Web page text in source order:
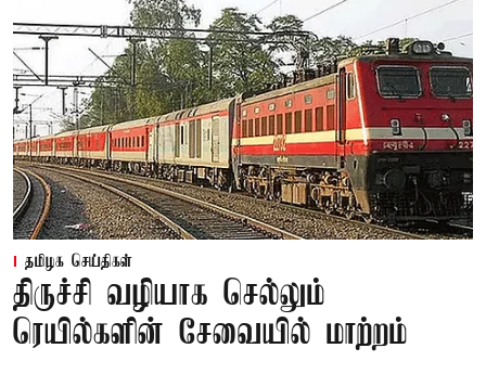
தமிழக செய்திகள்
திருச்சி வழியாக செல்லும்
ரெயில்களின் சேவையில் மாற்றம்